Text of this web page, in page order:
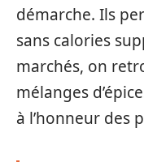
démarche. Ils
sans calories
marchés, on
mélanges
à l’honneur des